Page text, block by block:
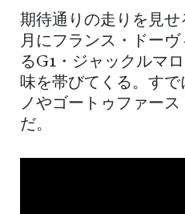
期待通りの走りを見
月にフランス・ドー
るG1・ジャックルマ
味を帯びてくる。す
ノやゴートゥファー
だ。